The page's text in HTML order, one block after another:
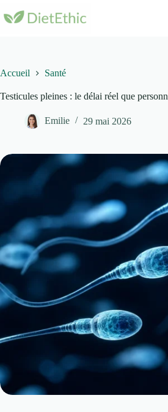
au
contenu
Accueil Santé
Testicules pleines : le délai réel que
Emilie 29 mai 2026